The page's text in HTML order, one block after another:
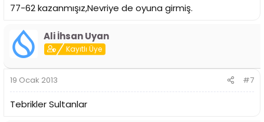
77-62 kazanmışız,Nevriye de oyuna girmiş.
Ali İhsan Uyan
Kayıtlı Üye
19 Ocak 2013 #7
Tebrikler Sultanlar